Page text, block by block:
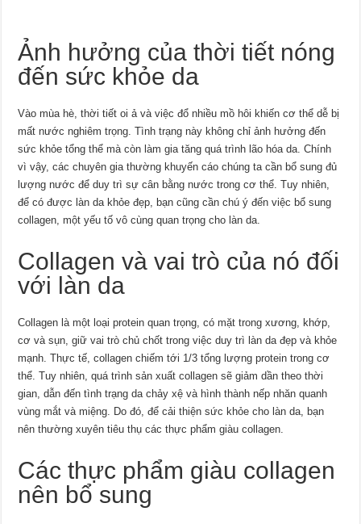
Ảnh hưởng của thời tiết nóng
đến sức khỏe da
Vào mùa hè, thời tiết oi ả và việc đổ nhiều mồ hôi khiến cơ thể dễ bị
mất nước nghiêm trọng. Tình trạng này không chỉ ảnh hưởng đến
sức khỏe tổng thể mà còn làm gia tăng quá trình lão hóa da. Chính
vì vậy, các chuyên gia thường khuyến cáo chúng ta cần bổ sung đủ
lượng nước để duy trì sự cân bằng nước trong cơ thể. Tuy nhiên,
để có được làn da khỏe đẹp, bạn cũng cần chú ý đến việc bổ sung
collagen, một yếu tố vô cùng quan trọng cho làn da.
Collagen và vai trò của nó đối
với làn da
Collagen là một loại protein quan trọng, có mặt trong xương, khớp,
cơ và sụn, giữ vai trò chủ chốt trong việc duy trì làn da đẹp và khỏe
mạnh. Thực tế, collagen chiếm tới 1/3 tổng lượng protein trong cơ
thể. Tuy nhiên, quá trình sản xuất collagen sẽ giảm dần theo thời
gian, dẫn đến tình trạng da chảy xệ và hình thành nếp nhăn quanh
vùng mắt và miệng. Do đó, để cải thiện sức khỏe cho làn da, bạn
nên thường xuyên tiêu thụ các thực phẩm giàu collagen.
Các thực phẩm giàu collagen
nên bổ sung